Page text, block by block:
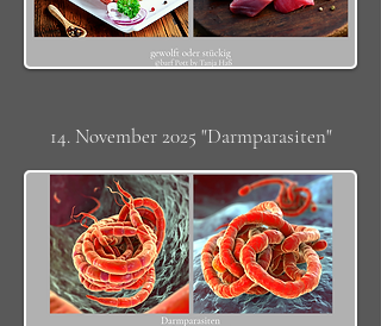
14. November 2025 "Darmparasiten"